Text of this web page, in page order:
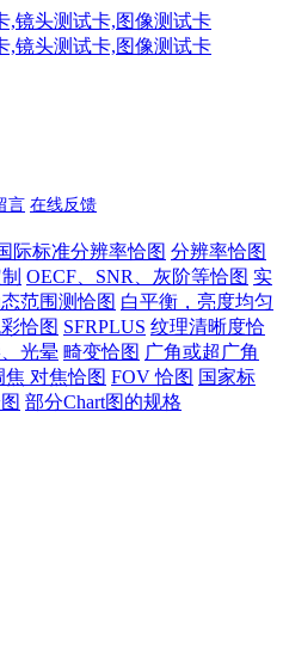
言 在线反馈
际标准分辨率恰图 分辨率恰图
OECF、SNR、灰阶等恰图 实
范围测恰图 白平衡，亮度均匀
恰图 SFRPLUS 纹理清晰度恰
光晕 畸变恰图 广角或超广角
焦 对焦恰图 FOV 恰图 国家标
部分Chart图的规格